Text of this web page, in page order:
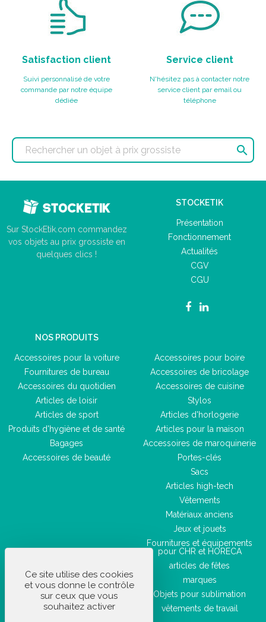
Satisfaction client
Suivi personnalisé de votre
commande par notre équipe
dédiée
Service client
N'hésitez pas à contacter notre
service client par email ou
téléphone

Sur StockEtik.com commandez
vos objets au prix grossiste en
quelques clics !
STOCKETIK
Présentation
Fonctionnement
Actualités
CGV
CGU
NOS PRODUITS
Accessoires pour la voiture
Fournitures de bureau
Accessoires du quotidien
Articles de loisir
Articles de sport
Produits d'hygiène et de santé
Bagages
Accessoires de beauté
Accessoires pour boire
Accessoires de bricolage
Accessoires de cuisine
Stylos
Articles d'horlogerie
Articles pour la maison
Accessoires de maroquinerie
Portes-clés
Sacs
Articles high-tech
Vêtements
Matériaux anciens
Jeux et jouets
Fournitures et équipements
pour CHR et HORECA
articles de fêtes
marques
Objets pour sublimation
vêtements de travail
Ce site utilise des cookies
et vous donne le contrôle
sur ceux que vous
souhaitez activer